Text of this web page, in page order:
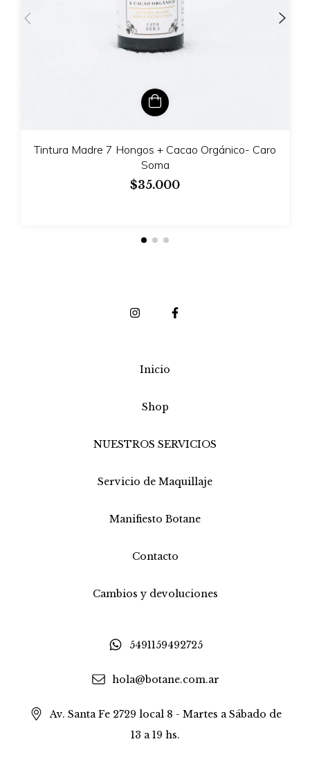
Tintura Madre 7 Hongos + Cacao Orgánico- Caro
Soma
$35.000
Inicio
Shop
NUESTROS SERVICIOS
Servicio de Maquillaje
Manifiesto Botane
Contacto
Cambios y devoluciones
5491159492725
hola@botane.com.ar
Av. Santa Fe 2729 local 8 - Martes a Sábado de
13 a 19 hs.